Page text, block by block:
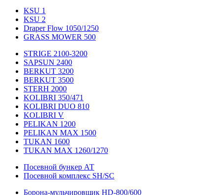
KSU 1
KSU 2
Draper Flow 1050/1250
GRASS MOWER 500
STRIGE 2100-3200
SAPSUN 2400
BERKUT 3200
BERKUT 3500
STERH 2000
KOLIBRI 350/471
KOLIBRI DUO 810
KOLIBRI V
PELIKAN 1200
PELIKAN MAX 1500
TUKAN 1600
TUKAN MAX 1260/1270
Посевной бункер АТ
Посевной комплекс SH/SC
Борона-мульчировщик HD-800/600